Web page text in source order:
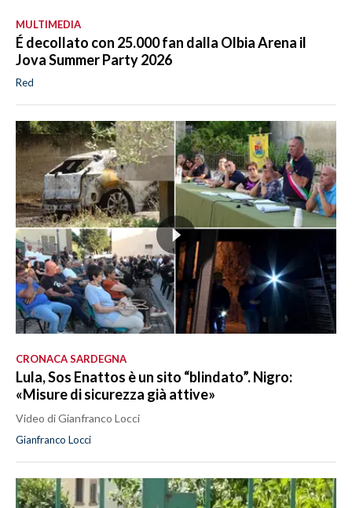
MULTIMEDIA
É decollato con 25.000 fan dalla Olbia Arena il
Jova Summer Party 2026
Red
CRONACA SARDEGNA
Lula, Sos Enattos è un sito “blindato”. Nigro:
«Misure di sicurezza già attive»
Video di Gianfranco Locci
Gianfranco Locci